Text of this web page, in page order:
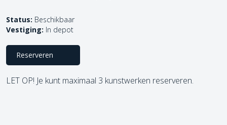
Status: Beschikbaar
Vestiging: In depot
Reserveren
LET OP! Je kunt maximaal 3 kunstwerken reserveren.